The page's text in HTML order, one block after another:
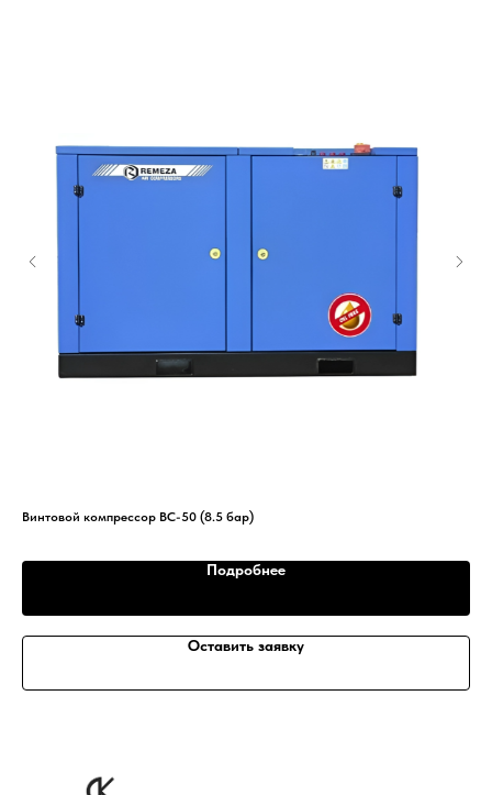
Винтовой компрессор ВС-50 (8.5 бар)
Подробнее
Оставить заявку